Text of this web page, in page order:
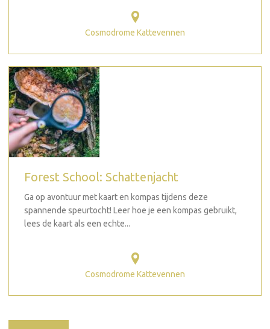
Cosmodrome Kattevennen
Forest School: Schattenjacht
Ga op avontuur met kaart en kompas tijdens deze
spannende speurtocht! Leer hoe je een kompas gebruikt,
lees de kaart als een echte...
Cosmodrome Kattevennen